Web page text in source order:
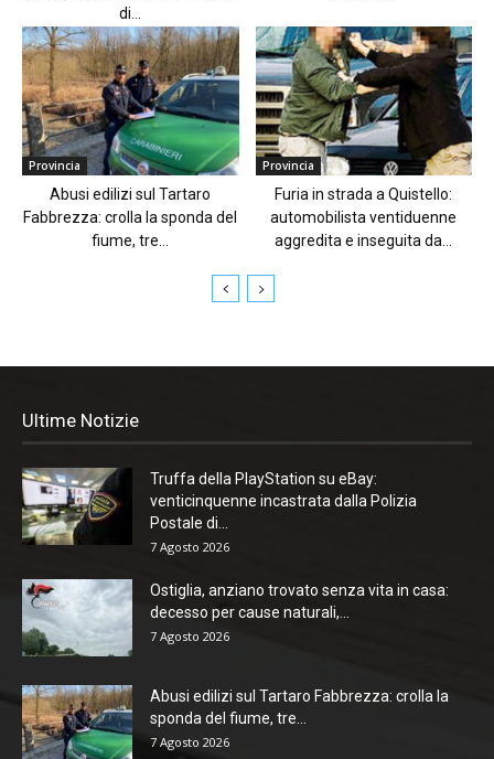
di...
Provincia
Abusi edilizi sul Tartaro
Fabbrezza: crolla la sponda del
fiume, tre...
Provincia
Furia in strada a Quistello:
automobilista ventiduenne
aggredita e inseguita da...
Ultime Notizie
Truffa della PlayStation su eBay:
venticinquenne incastrata dalla Polizia
Postale di...
7 Agosto 2026
Ostiglia, anziano trovato senza vita in casa:
decesso per cause naturali,...
7 Agosto 2026
Abusi edilizi sul Tartaro Fabbrezza: crolla la
sponda del fiume, tre...
7 Agosto 2026